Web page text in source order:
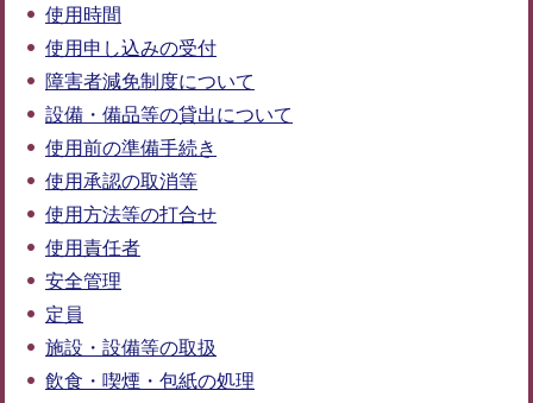
使用時間
使用申し込みの受付
障害者減免制度について
設備・備品等の貸出について
使用前の準備手続き
使用承認の取消等
使用方法等の打合せ
使用責任者
安全管理
定員
施設・設備等の取扱
飲食・喫煙・包紙の処理